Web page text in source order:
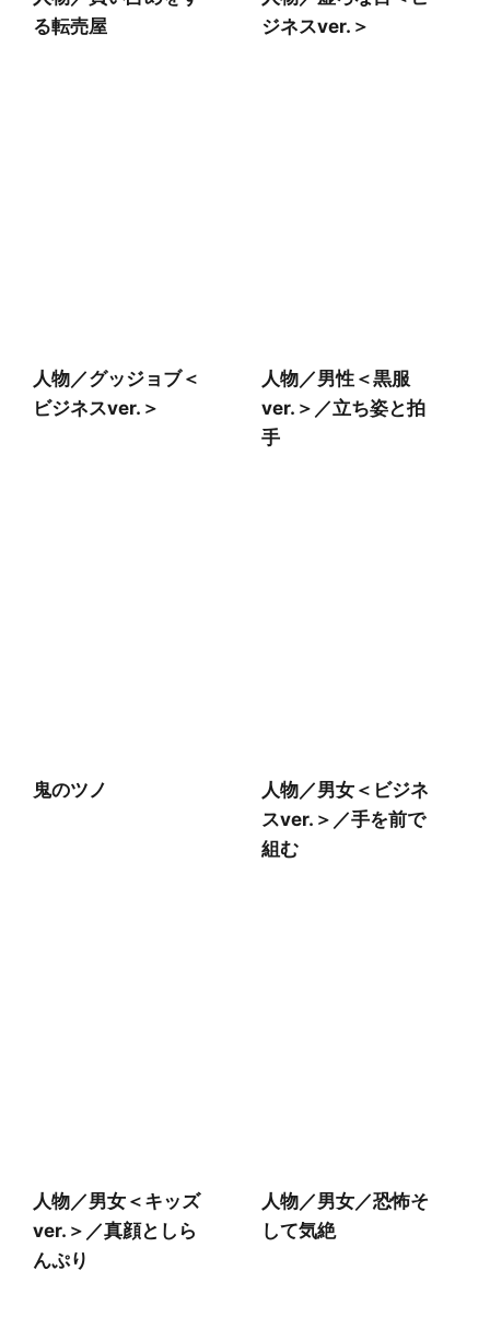
る転売屋
ジネスver.＞
人物／グッジョブ＜
ビジネスver.＞
人物／男性＜黒服
ver.＞／立ち姿と拍
手
鬼のツノ
人物／男女＜ビジネ
スver.＞／手を前で
組む
人物／男女＜キッズ
ver.＞／真顔としら
んぷり
人物／男女／恐怖そ
して気絶